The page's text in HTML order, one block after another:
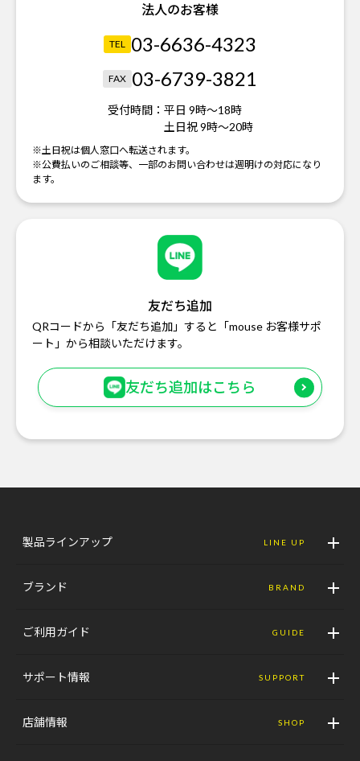
法人のお客様
TEL 03-6636-4323
FAX 03-6739-3821
受付時間： 平日 9時～18時
土日祝 9時～20時
※土日祝は個人窓口へ転送されます。
※公費払いのご相談等、一部のお問い合わせは週明けの対応になり
ます。
友だち追加
QRコードから「友だち追加」すると「mouse お客様サポ
ート」から相談いただけます。
友だち追加はこちら
製品ラインアップ LINE UP
ブランド BRAND
ご利用ガイド GUIDE
サポート情報 SUPPORT
店舗情報 SHOP